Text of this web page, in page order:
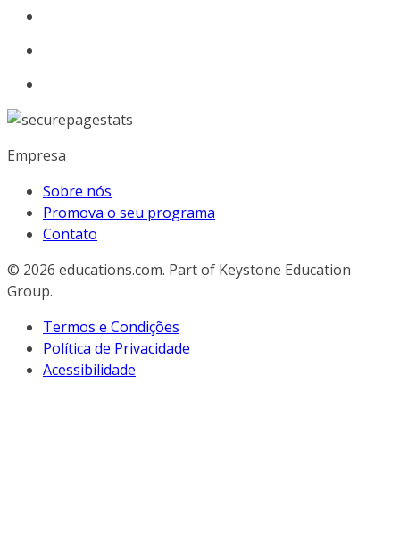
Empresa
Sobre nós
Promova o seu programa
Contato
© 2026 educations.com. Part of Keystone Education
Group.
Termos e Condições
Política de Privacidade
Acessibilidade